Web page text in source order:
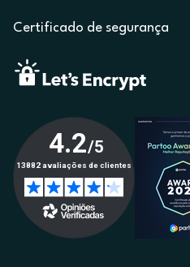
Certificado de segurança